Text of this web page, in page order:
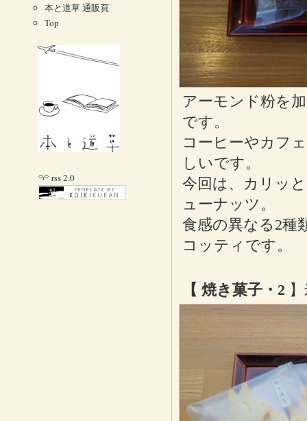
アーモンド粉を
です。
コーヒーやカフ
しいです。
今回は、カリッ
ューナッツ。
食感の異なる2種
コッティです。
【 焼き菓子・2
本と道草 通販頁
Top
rss 2.0